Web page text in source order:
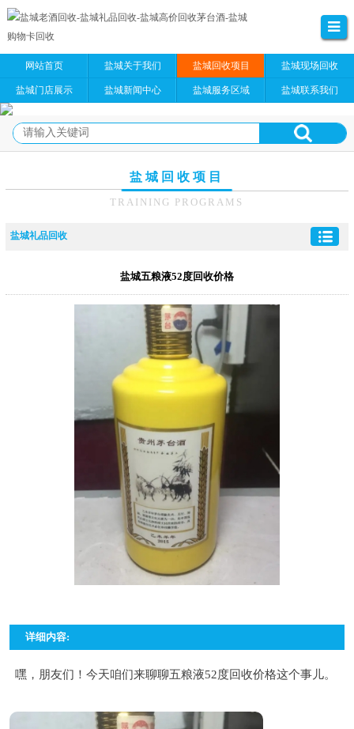
网站首页 盐城关于我们 盐城回收项目 盐城现场回收
盐城门店展示 盐城新闻中心 盐城服务区域 盐城联系我们
盐城回收项目
TRAINING PROGRAMS
盐城礼品回收
盐城五粮液52度回收价格
详细内容:
嘿，朋友们！今天咱们来聊聊五粮液52度回收价格这个事儿。